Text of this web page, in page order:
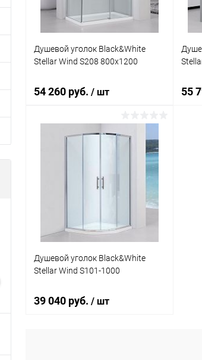
Душевой уголок Black&White
Stellar Wind S208 800х1200
54 260 руб. / шт
В корзину
55
Душевой уголок Black&White
Stellar Wind S101-1000
39 040 руб. / шт